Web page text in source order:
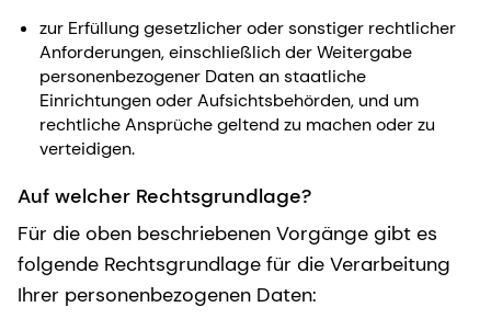
zur Erfüllung gesetzlicher oder sonstiger rechtlicher
Anforderungen, einschließlich der Weitergabe
personenbezogener Daten an staatliche
Einrichtungen oder Aufsichtsbehörden, und um
rechtliche Ansprüche geltend zu machen oder zu
verteidigen.
Auf welcher Rechtsgrundlage?
Für die oben beschriebenen Vorgänge gibt es
folgende Rechtsgrundlage für die Verarbeitung
Ihrer personenbezogenen Daten: